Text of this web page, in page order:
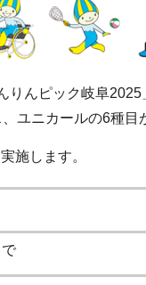
んピック岐阜2025
ユニカールの6種
施します。